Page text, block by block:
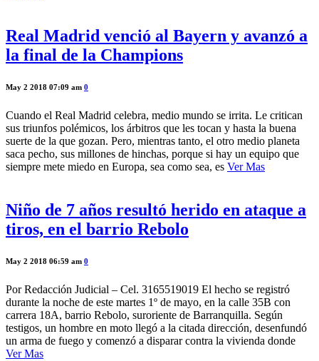
Real Madrid venció al Bayern y avanzó a
la final de la Champions
May 2 2018 07:09 am 0
Cuando el Real Madrid celebra, medio mundo se irrita. Le critican
sus triunfos polémicos, los árbitros que les tocan y hasta la buena
suerte de la que gozan. Pero, mientras tanto, el otro medio planeta
saca pecho, sus millones de hinchas, porque si hay un equipo que
siempre mete miedo en Europa, sea como sea, es Ver Mas
Niño de 7 años resultó herido en ataque a
tiros, en el barrio Rebolo
May 2 2018 06:59 am 0
Por Redacción Judicial – Cel. 3165519019 El hecho se registró
durante la noche de este martes 1º de mayo, en la calle 35B con
carrera 18A, barrio Rebolo, suroriente de Barranquilla. Según
testigos, un hombre en moto llegó a la citada dirección, desenfundó
un arma de fuego y comenzó a disparar contra la vivienda donde
Ver Mas